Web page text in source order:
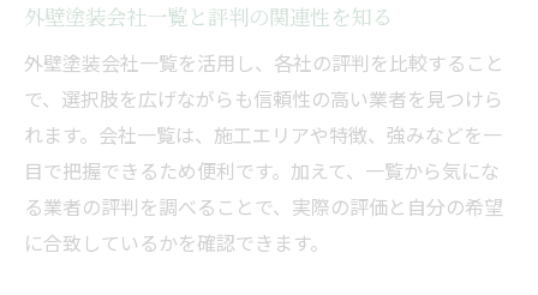
外壁塗装会社一覧と評判の関連性を知る
外壁塗装会社一覧を活用し、各社の評判を比較すること
で、選択肢を広げながらも信頼性の高い業者を見つけら
れます。会社一覧は、施工エリアや特徴、強みなどを一
目で把握できるため便利です。加えて、一覧から気にな
る業者の評判を調べることで、実際の評価と自分の希望
に合致しているかを確認できます。